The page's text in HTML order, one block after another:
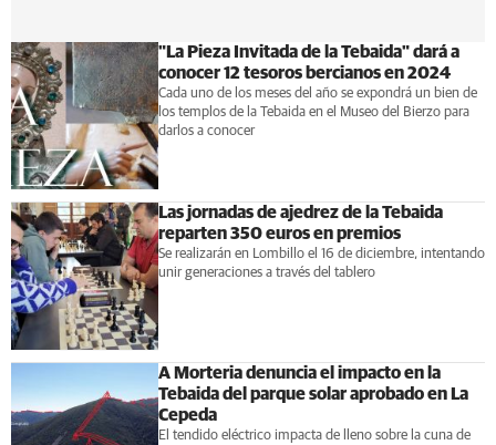
"La Pieza Invitada de la Tebaida" dará a
conocer 12 tesoros bercianos en 2024
Cada uno de los meses del año se expondrá un bien de
los templos de la Tebaida en el Museo del Bierzo para
darlos a conocer
Las jornadas de ajedrez de la Tebaida
reparten 350 euros en premios
Se realizarán en Lombillo el 16 de diciembre, intentando
unir generaciones a través del tablero
A Morteria denuncia el impacto en la
Tebaida del parque solar aprobado en La
Cepeda
El tendido eléctrico impacta de lleno sobre la cuna de